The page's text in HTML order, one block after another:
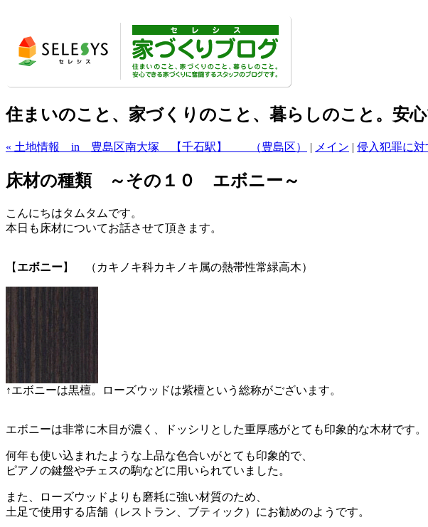
住まいのこと、家づくりのこと、暮らしのこと。安
« 土地情報 in 豊島区南大塚 【千石駅】 （豊島区） | メイン | 侵入犯罪に
床材の種類 ～その１０ エボニー～
こんにちはタムタムです。
本日も床材についてお話させて頂きます。
【 エボニー】 （カキノキ科カキノキ属の熱帯性常緑高木）
↑エボニーは黒檀。ローズウッドは紫檀という総称がございます。
エボニーは非常に木目が濃く、ドッシリとした重厚感がとても印象的な木材です。
何年も使い込まれたような上品な色合いがとても印象的で、
ピアノの鍵盤やチェスの駒などに用いられていました。
また、ローズウッドよりも磨耗に強い材質のため、
土足で使用する店舗（レストラン、ブティック）にお勧めのようです。